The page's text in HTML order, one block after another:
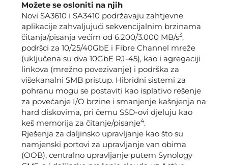
Možete se osloniti na njih
Novi SA3610 i SA3410 podržavaju zahtjevne
aplikacije zahvaljujući sekvencijalnim brzinama
čitanja/pisanja većim od 6.200/3.000 MB/s3,
podršci za 10/25/40GbE i Fibre Channel mreže
(uključena su dva 10GbE RJ-45), kao i agregaciji
linkova (mrežno povezivanje) i podrška za
višekanalni SMB pristup. Hibridni sistemi za
pohranu mogu se postaviti kao isplativo rešenje
za povećanje I/O brzine i smanjenje kašnjenja na
hard diskovima, pri čemu SSD-ovi djeluju kao
keš memorija za čitanje/pisanje4.
Rješenja za daljinsko upravljanje kao što su
namjenski portovi za upravljanje van obima
(OOB), centralno upravljanje putem Synology